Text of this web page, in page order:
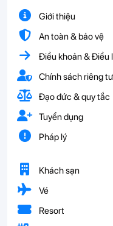
Giới thiệu
An toàn & bảo vệ
Điều khoản & Điều
Chính sách riêng tư
Đạo đức & quy tắc
Tuyển dụng
Pháp lý
Khách sạn
Vé
Resort